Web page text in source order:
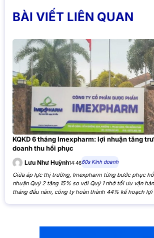
BÀI VIẾT LIÊN QUAN
KQKD 6 tháng Imexpharm: lợi nhuận tăng
doanh thu hồi phục
Lưu Như Huỳnh14:4660s Kinh doanh
Giữa áp lực thị trường, Imexpharm từng bước phục
nhuận Quý 2 tăng 15% so với Quý 1 nhờ tối ưu vận
tháng đầu năm, công ty hoàn thành 44% kế hoạch